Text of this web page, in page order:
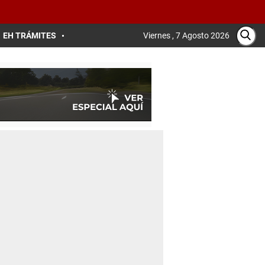
EH TRÁMITES Viernes , 7 Agosto 2026